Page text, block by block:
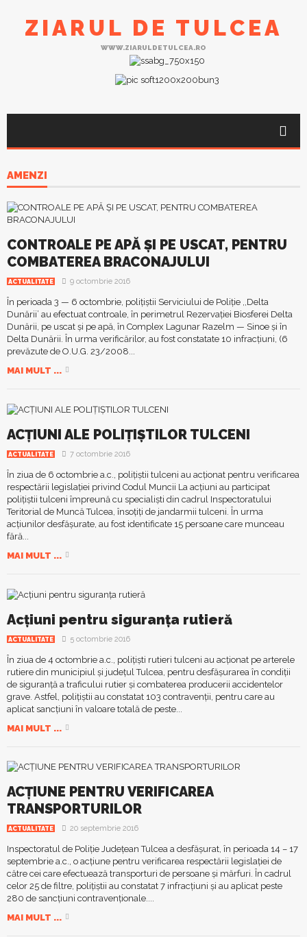
ZIARUL DE TULCEA
WWW.ZIARULDETULCEA.RO
AMENZI
CONTROALE PE APĂ ȘI PE USCAT, PENTRU
COMBATEREA BRACONAJULUI
ACTUALITATE 9 octombrie 2016
În perioada 3 — 6 octombrie, polițiștii Serviciului de Poliție ,,Delta
Dunării’ au efectuat controale, în perimetrul Rezervației Biosferei Delta
Dunării, pe uscat și pe apă, în Complex Lagunar Razelm — Sinoe și în
Delta Dunării. În urma verificărilor, au fost constatate 10 infracțiuni, (6
prevăzute de O.U.G. 23/2008...
MAI MULT ...
ACȚIUNI ALE POLIȚIȘTILOR TULCENI
ACTUALITATE 7 octombrie 2016
În ziua de 6 octombrie a.c., polițiștii tulceni au acționat pentru verificarea
respectării legislației privind Codul Muncii La acțiuni au participat
polițiștii tulceni împreună cu specialiști din cadrul Inspectoratului
Teritorial de Muncă Tulcea, însoțiți de jandarmii tulceni. În urma
acțiunilor desfășurate, au fost identificate 15 persoane care munceau
fără...
MAI MULT ...
Acţiuni pentru siguranţa rutieră
ACTUALITATE 5 octombrie 2016
În ziua de 4 octombrie a.c., poliţişti rutieri tulceni au acţionat pe arterele
rutiere din municipiul şi judeţul Tulcea, pentru desfășurarea în condiții
de siguranță a traficului rutier și combaterea producerii accidentelor
grave. Astfel, poliţiştii au constatat 103 contravenţii, pentru care au
aplicat sancţiuni în valoare totală de peste...
MAI MULT ...
ACȚIUNE PENTRU VERIFICAREA
TRANSPORTURILOR
ACTUALITATE 20 septembrie 2016
Inspectoratul de Poliție Județean Tulcea a desfășurat, în perioada 14 – 17
septembrie a.c., o acțiune pentru verificarea respectării legislației de
către cei care efectuează transporturi de persoane și mărfuri. În cadrul
celor 25 de filtre, polițiștii au constatat 7 infracțiuni și au aplicat peste
280 de sancțiuni contravenționale....
MAI MULT ...